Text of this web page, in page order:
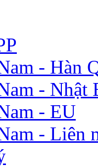
- Hàn
- Nhật
- EU
- Liên